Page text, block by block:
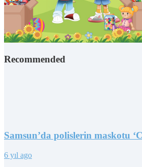
Recommended
Samsun’da polislerin maskotu
6 yıl ago